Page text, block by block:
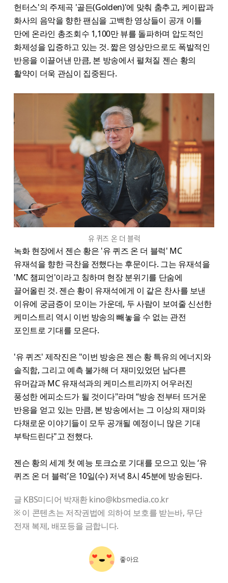
헌터스'의 주제곡 '골든(Golden)'에 맞춰 춤추고, 케이팝과
화사의 음악을 향한 팬심을 고백한 영상들이 공개 이틀
만에 온라인 총조회수 1,100만 뷰를 돌파하며 압도적인
화제성을 입증하고 있는 것. 짧은 영상만으로도 폭발적인
반응을 이끌어낸 만큼, 본 방송에서 펼쳐질 젠슨 황의
활약이 더욱 관심이 집중된다.
유 퀴즈 온 더 블럭
녹화 현장에서 젠슨 황은 '유 퀴즈 온 더 블럭' MC
유재석을 향한 극찬을 전했다는 후문이다. 그는 유재석을
'MC 챔피언'이라고 칭하며 현장 분위기를 단숨에
끌어올린 것. 젠슨 황이 유재석에게 이 같은 찬사를 보낸
이유에 궁금증이 모이는 가운데, 두 사람이 보여줄 신선한
케미스트리 역시 이번 방송의 빼놓을 수 없는 관전
포인트로 기대를 모은다.
'유 퀴즈' 제작진은 "이번 방송은 젠슨 황 특유의 에너지와
솔직함, 그리고 예측 불가해 더 재미있었던 남다른
유머감과 MC 유재석과의 케미스트리까지 어우러진
풍성한 에피소드가 될 것이다"라며 “방송 전부터 뜨거운
반응을 얻고 있는 만큼, 본 방송에서는 그 이상의 재미와
다채로운 이야기들이 모두 공개될 예정이니 많은 기대
부탁드린다"고 전했다.
젠슨 황의 세계 첫 예능 토크쇼로 기대를 모으고 있는 ‘유
퀴즈 온 더 블럭’은 10일(수) 저녁 8시 45분에 방송된다.
글 KBS미디어 박재환 kino@kbsmedia.co.kr
※ 이 콘텐츠는 저작권법에 의하여 보호를 받는바, 무단
전재 복제, 배포등을 금합니다.
좋아요